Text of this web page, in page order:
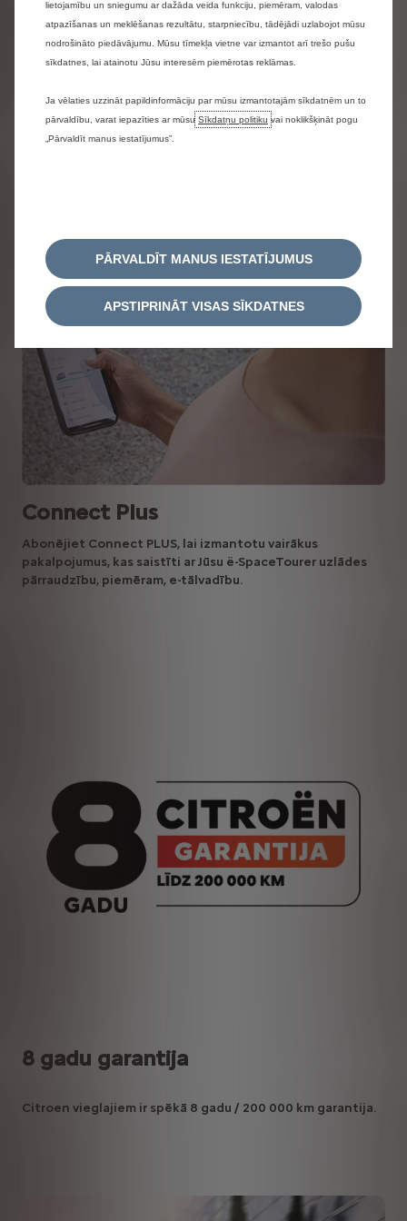
Connect Plus
Abonējiet Connect PLUS, lai izmantotu vairākus
pakalpojumus, kas saistīti ar Jūsu ë-SpaceTourer uzlādes
pārraudzību, piemēram, e-tālvadību.
8 gadu garantija
Citroen vieglajiem ir spēkā 8 gadu / 200 000 km garantija.
lietojamību un sniegumu ar dažāda veida funkciju, piemēram, valodas
atpazīšanas un meklēšanas rezultātu, starpniecību, tādējādi uzlabojot mūsu
nodrošināto piedāvājumu. Mūsu tīmekļa vietne var izmantot arī trešo pušu
sīkdatnes, lai atainotu Jūsu interesēm piemērotas reklāmas.
Ja vēlaties uzzināt papildinformāciju par mūsu izmantotajām sīkdatnēm un to
pārvaldību, varat iepazīties ar mūsu Sīkdatņu politiku vai noklikšķināt pogu
„Pārvaldīt manus iestatījumus”.
PĀRVALDĪT MANUS IESTATĪJUMUS
APSTIPRINĀT VISAS SĪKDATNES